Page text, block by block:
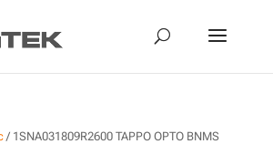
/ 1SNA031809R2600 TAPPO OPTO BNMS